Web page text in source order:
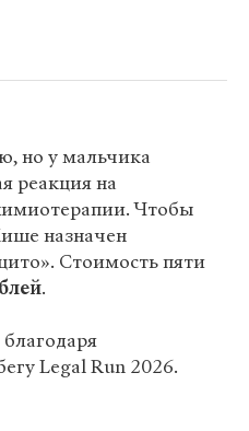
но у мальчика
реакция на
Чтобы
назначен
Стоимость пяти
.
Legal Run 2026.